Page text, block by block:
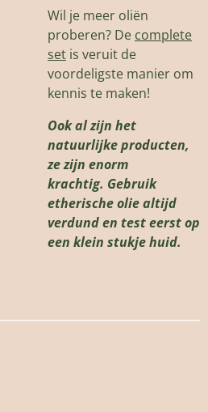
Wil je meer oliën
proberen? De complete
set is veruit de
voordeligste manier om
kennis te maken!
Ook al zijn het
natuurlijke producten,
ze zijn enorm
krachtig. Gebruik
etherische olie altijd
verdund en test eerst op
een klein stukje huid.